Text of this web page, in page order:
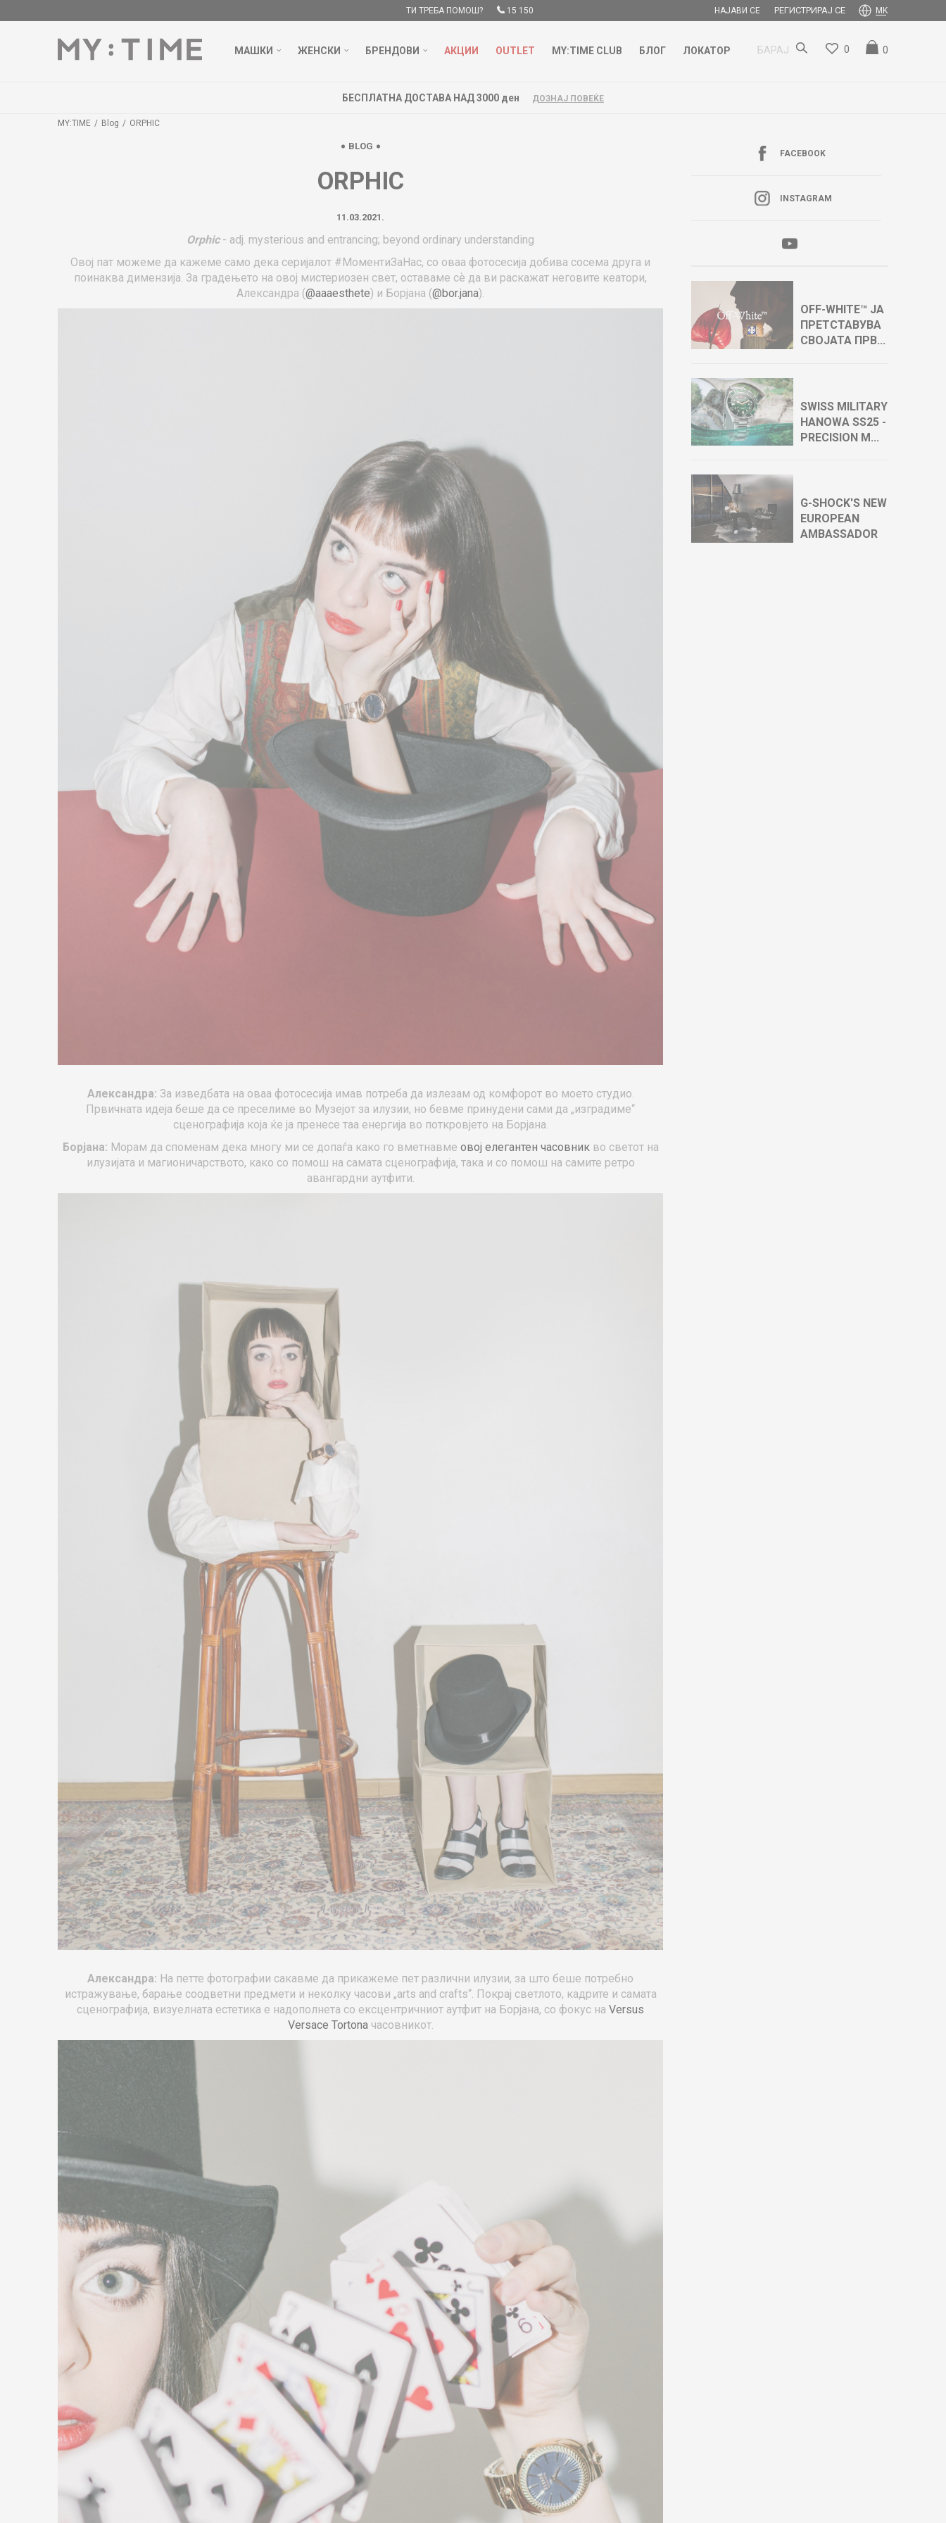
ТИ ТРЕБА ПОМОШ? 15 150 НАЈАВИ СЕ РЕГИСТРИРАЈ СЕ MK
МАШКИ ЖЕНСКИ БРЕНДОВИ АКЦИИ OUTLET MY:TIME CLUB БЛОГ ЛОКАТОР БАРАЈ 0
0
НОВА ЛОКАЦИЈА ВО ГОСТИВАР
MY:TIME Blog ORPHIC
BLOG
ORPHIC
11.03.2021.
Orphic- adj. mysterious and entrancing; beyond ordinary understanding
Овој пат можеме да кажеме само дека серијалот #МоментиЗаНас, со оваа фотосесија добива сосема друга и
поинаква димензија. За градењето на овој мистериозен свет, оставаме сѐ да ви раскажат неговите кеатори,
Александра (@aaaesthete) и Борјана (@bor.jana).
Александра: За изведбата на оваа фотосесија имав потреба да излезам од комфорот во моето студио.
Првичната идеја беше да се преселиме во Музејот за илузии, но бевме принудени сами да „изградиме“
сценографија која ќе ја пренесе таа енергија во поткровјето на Борјана.
Борјана: Морам да споменам дека многу ми се допаѓа како го вметнавме овој елегантен часовникво светот на
илузијата и магионичарството, како со помош на самата сценографија, така и со помош на самите ретро
авангардни аутфити.
Александра: На петте фотографии сакавме да прикажеме пет различни илузии, за што беше потребно
истражување, барање соодветни предмети и неколку часови „arts and crafts“. Покрај светлото, кадрите и самата
сценографија, визуелната естетика e надополнета со ексцентричниот аутфит на Борјана, со фокус на Versus
Versace Tortonaчасовникот.
FACEBOOK
INSTAGRAM
OFF-WHITE™ ЈА
ПРЕТСТАВУВА
СВОЈАТА ПРВ...
SWISS MILITARY
HANOWA SS25 -
PRECISION M...
G-SHOCK'S NEW
EUROPEAN
AMBASSADOR